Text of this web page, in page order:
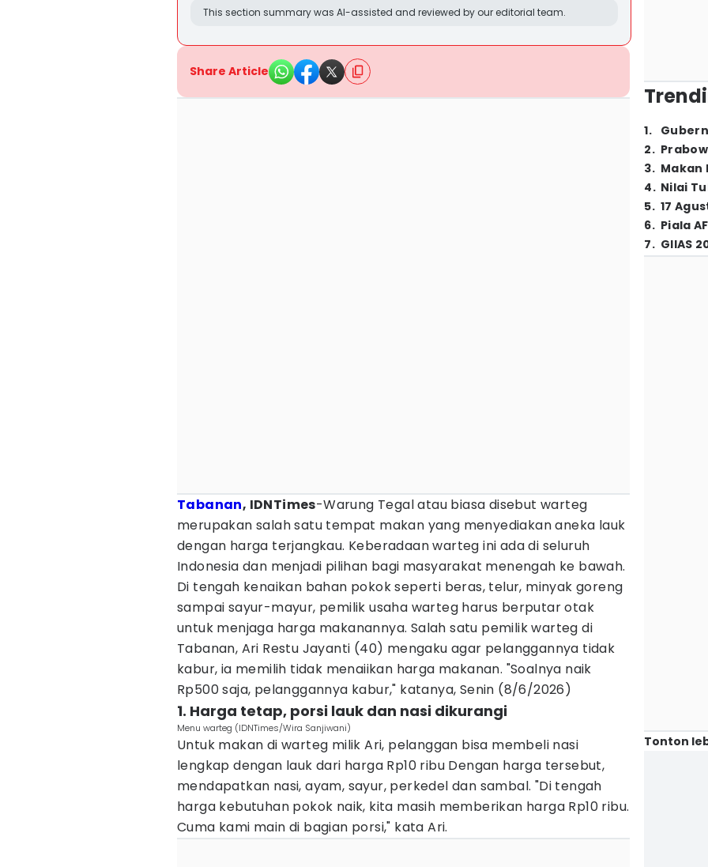
This section summary was AI-assisted and reviewed by our editorial team.
Share Article
Tabanan, IDNTimes-Warung Tegal atau biasa disebut warteg
merupakan salah satu tempat makan yang menyediakan aneka lauk
dengan harga terjangkau. Keberadaan warteg ini ada di seluruh
Indonesia dan menjadi pilihan bagi masyarakat menengah ke bawah.
Di tengah kenaikan bahan pokok seperti beras, telur, minyak goreng
sampai sayur-mayur, pemilik usaha warteg harus berputar otak
untuk menjaga harga makanannya. Salah satu pemilik warteg di
Tabanan, Ari Restu Jayanti (40) mengaku agar pelanggannya tidak
kabur, ia memilih tidak menaiikan harga makanan. "Soalnya naik
Rp500 saja, pelanggannya kabur," katanya, Senin (8/6/2026)
1. Harga tetap, porsi lauk dan nasi dikurangi
Menu warteg (IDNTimes/Wira Sanjiwani)
Untuk makan di warteg milik Ari, pelanggan bisa membeli nasi
lengkap dengan lauk dari harga Rp10 ribu Dengan harga tersebut,
mendapatkan nasi, ayam, sayur, perkedel dan sambal. "Di tengah
harga kebutuhan pokok naik, kita masih memberikan harga Rp10 ribu.
Cuma kami main di bagian porsi," kata Ari.
1.
2.
3. Makan
4. Nilai
5. 17
6. Piala
7. GIIAS
Tonton